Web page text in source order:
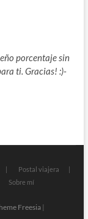
porcentaje sin
ti. Gracias! :)-
Postal viajera
Sobre mí
Freesia|